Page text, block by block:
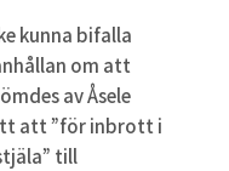
kunna bifalla
om att
av Åsele
att ”för inbrott i
till